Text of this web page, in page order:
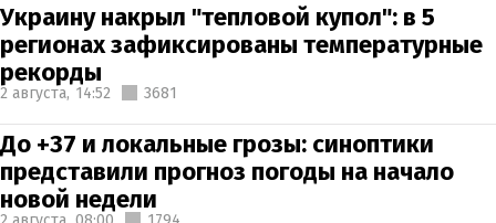
Украину накрыл "тепловой купол": в 5
регионах зафиксированы температурные
рекорды
2 августа, 14:52 3681
До +37 и локальные грозы: синоптики
представили прогноз погоды на начало
новой недели